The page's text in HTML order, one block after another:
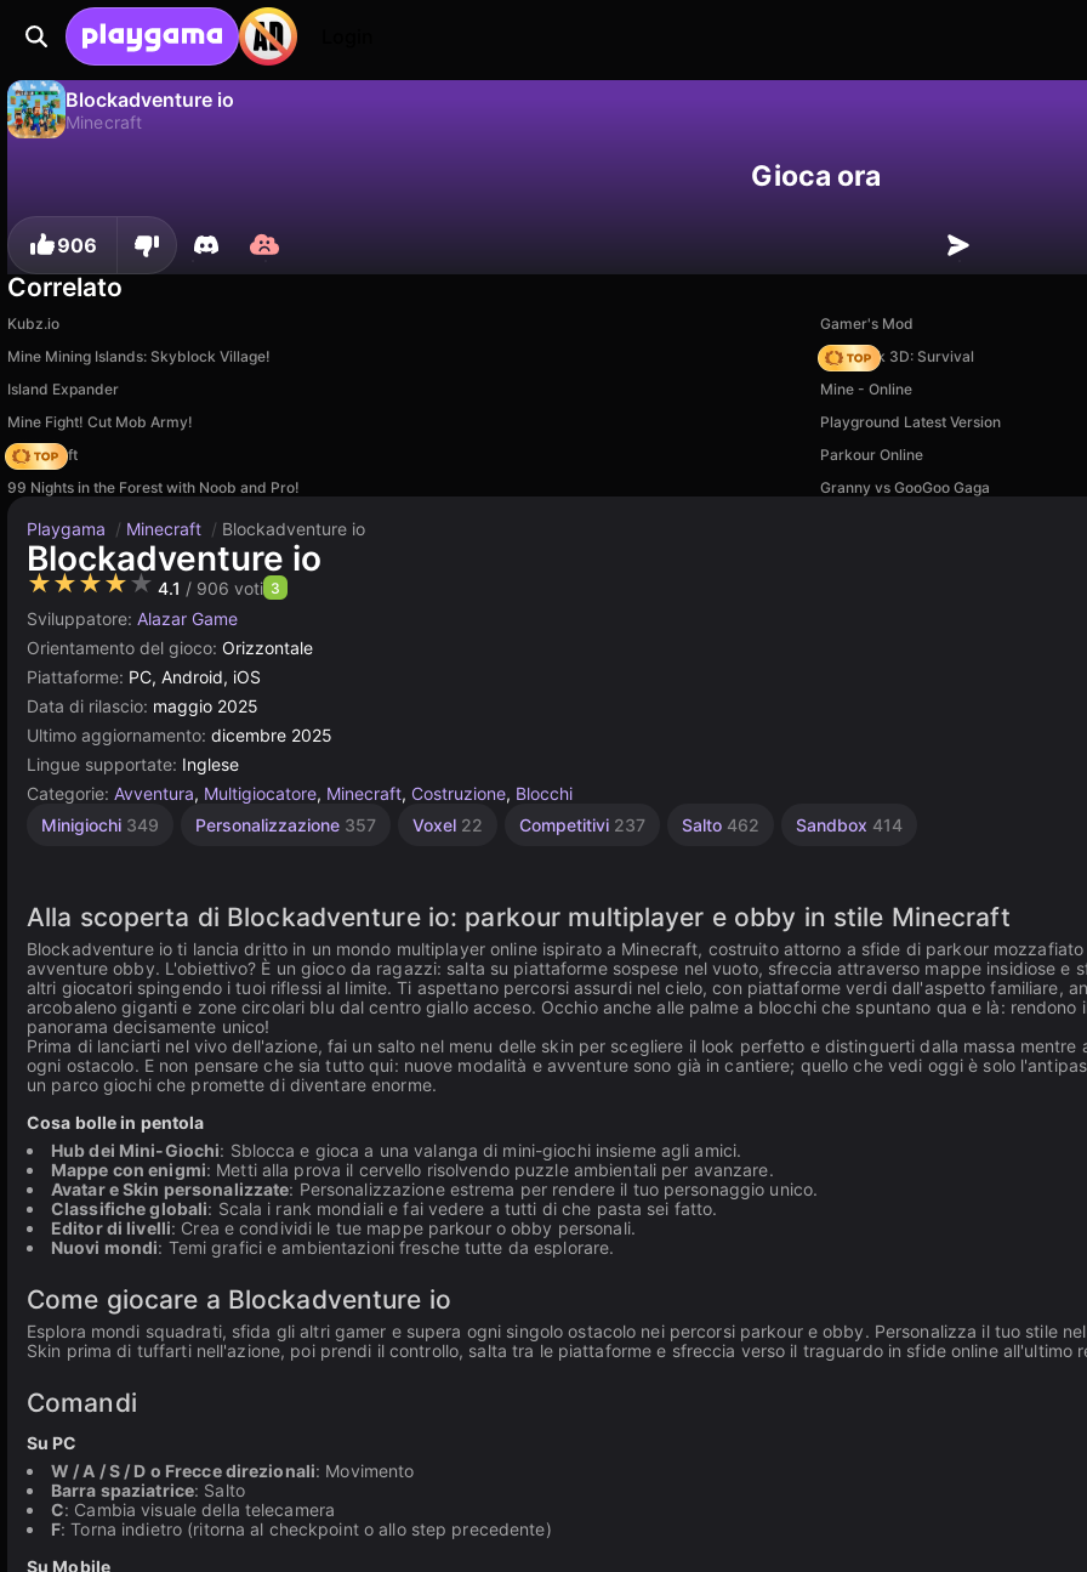
Blockadventure io
Minecraft
Gioca ora
906
Correlato
Kubz.io
Gamer's Mod
Mine Mining Islands: Skyblock Village!
Skyblock 3D: Survival
Island Expander
Mine - Online
Mine Fight! Cut Mob Army!
Playground Latest Version
Trap Craft
Parkour Online
99 Nights in the Forest with Noob and Pro!
Granny vs GooGoo Gaga
Playgama / Minecraft / Blockadventure io
Blockadventure io
★★★★★ 4.1 / 906 voti 3
Sviluppatore: Alazar Game
Orientamento del gioco: Orizzontale
Piattaforme: PC, Android, iOS
Data di rilascio: maggio 2025
Ultimo aggiornamento: dicembre 2025
Lingue supportate: Inglese
Categorie: Avventura, Multigiocatore, Minecraft, Costruzione, Blocchi
Minigiochi 349 Personalizzazione 357 Voxel 22 Competitivi 237 Salto 462 Sandbox 414
Unity
67
Alla scoperta di Blockadventure io: parkour multiplayer e obby in stile Minecraft
Blockadventure io ti lancia dritto in un mondo multiplayer online ispirato a Minecraft, costruito attorno a sfide di parkour mozzafiato
avventure obby. L'obiettivo? È un gioco da ragazzi: salta su piattaforme sospese nel vuoto, sfreccia attraverso mappe insidiose e
altri giocatori spingendo i tuoi riflessi al limite. Ti aspettano percorsi assurdi nel cielo, con piattaforme verdi dall'aspetto familiare,
arcobaleno giganti e zone circolari blu dal centro giallo acceso. Occhio anche alle palme a blocchi che spuntano qua e là: rendono
panorama decisamente unico!
Prima di lanciarti nel vivo dell'azione, fai un salto nel menu delle skin per scegliere il look perfetto e distinguerti dalla massa mentre
ogni ostacolo. E non pensare che sia tutto qui: nuove modalità e avventure sono già in cantiere; quello che vedi oggi è solo
un parco giochi che promette di diventare enorme.
Cosa bolle in pentola
Hub dei Mini-Giochi: Sblocca e gioca a una valanga di mini-giochi insieme agli amici.
Mappe con enigmi: Metti alla prova il cervello risolvendo puzzle ambientali per avanzare.
Avatar e Skin personalizzate: Personalizzazione estrema per rendere il tuo personaggio unico.
Classifiche globali: Scala i rank mondiali e fai vedere a tutti di che pasta sei fatto.
Editor di livelli: Crea e condividi le tue mappe parkour o obby personali.
Nuovi mondi: Temi grafici e ambientazioni fresche tutte da esplorare.
Come giocare a Blockadventure io
Esplora mondi squadrati, sfida gli altri gamer e supera ogni singolo ostacolo nei percorsi parkour e obby. Personalizza il tuo stile
Skin prima di tuffarti nell'azione, poi prendi il controllo, salta tra le piattaforme e sfreccia verso il traguardo in sfide online all'ultimo
Comandi
Su PC
W / A / S / D o Frecce direzionali: Movimento
Barra spaziatrice: Salto
C: Cambia visuale della telecamera
F: Torna indietro (ritorna al checkpoint o allo step precedente)
Su Mobile